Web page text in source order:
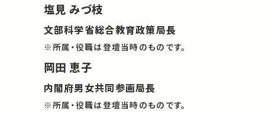
塩見 みづ枝
文部科学省総合教育政策局長
※所属・役職は登壇当時のものです。
岡田 恵子
内閣府男女共同参画局長
※所属・役職は登壇当時のものです。